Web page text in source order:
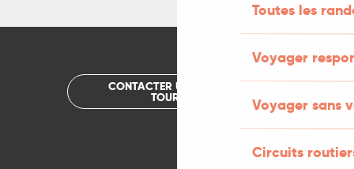
Toutes les
Voyager
Voyager sans
Circuits
CONTACTER UN OFFICE DE
TOURISME